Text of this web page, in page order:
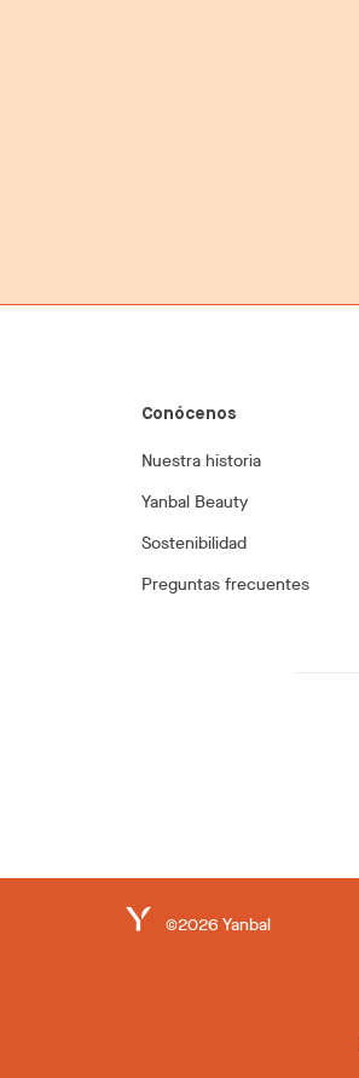
Conócenos
Nuestra historia
Yanbal Beauty
Sostenibilidad
Preguntas frecuentes
©2026 Yanbal